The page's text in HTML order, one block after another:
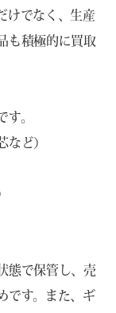
けでなく、生産
も積極的に買取
。
など）
態で保管し、売
です。また、ギ